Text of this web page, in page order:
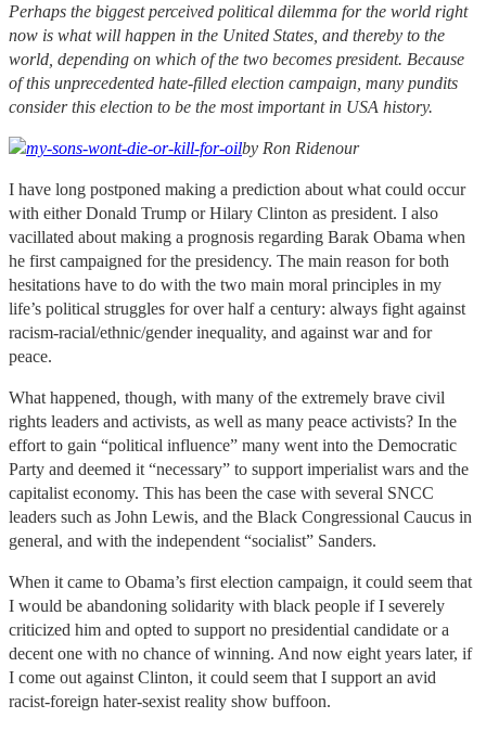
Perhaps the biggest perceived political dilemma for the world right
now is what will happen in the United States, and thereby to the
world, depending on which of the two becomes president. Because
of this unprecedented hate-filled election campaign, many pundits
consider this election to be the most important in USA history.
by Ron Ridenour
I have long postponed making a prediction about what could occur
with either Donald Trump or Hilary Clinton as president. I also
vacillated about making a prognosis regarding Barak Obama when
he first campaigned for the presidency. The main reason for both
hesitations have to do with the two main moral principles in my
life’s political struggles for over half a century: always fight against
racism-racial/ethnic/gender inequality, and against war and for
peace.
What happened, though, with many of the extremely brave civil
rights leaders and activists, as well as many peace activists? In the
effort to gain “political influence” many went into the Democratic
Party and deemed it “necessary” to support imperialist wars and the
capitalist economy. This has been the case with several SNCC
leaders such as John Lewis, and the Black Congressional Caucus in
general, and with the independent “socialist” Sanders.
When it came to Obama’s first election campaign, it could seem that
I would be abandoning solidarity with black people if I severely
criticized him and opted to support no presidential candidate or a
decent one with no chance of winning. And now eight years later, if
I come out against Clinton, it could seem that I support an avid
racist-foreign hater-sexist reality show buffoon.